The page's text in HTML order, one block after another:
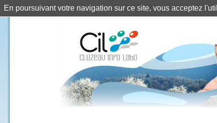
En poursuivant votre navigation sur ce site, vous acceptez